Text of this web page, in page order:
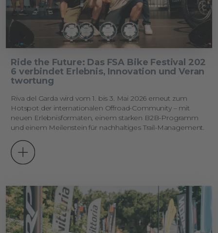
Ride the Future: Das FSA Bike Festival 202
6 verbindet Erlebnis, Innovation und Veran
twortung
Riva del Garda wird vom 1. bis 3. Mai 2026 erneut zum
Hotspot der internationalen Offroad-Community – mit
neuen Erlebnisformaten, einem starken B2B-Programm
und einem Meilenstein für nachhaltiges Trail-Management.